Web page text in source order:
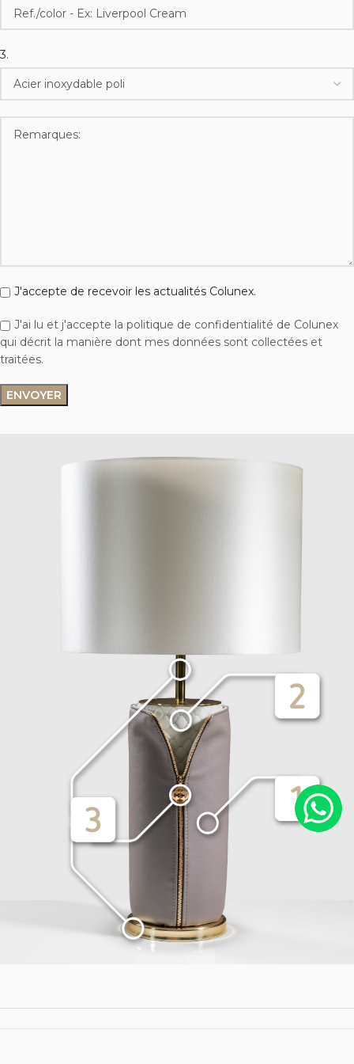
3.
J'accepte de recevoir les actualités Colunex.
J'ai lu et j'accepte la politique de confidentialité de Colunex
qui décrit la manière dont mes données sont collectées et
traitées.